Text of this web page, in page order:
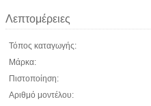
Λεπτομέρειες
Τόπος καταγωγής:
Μάρκα:
Πιστοποίηση:
Αριθμό μοντέλου: